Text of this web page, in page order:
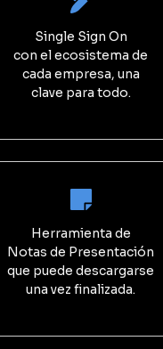
Single Sign On
con el ecosistema de
cada empresa, una
clave para todo.
Herramienta de
Notas de Presentación
que puede descargarse
una vez finalizada.